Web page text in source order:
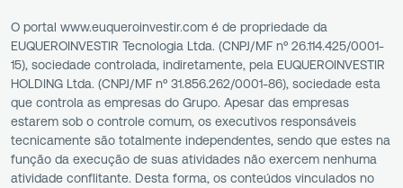
O portal www.euqueroinvestir.com é de propriedade da
EUQUEROINVESTIR Tecnologia Ltda. (CNPJ/MF nº 26.114.425/0001-
15), sociedade controlada, indiretamente, pela EUQUEROINVESTIR
HOLDING Ltda. (CNPJ/MF nº 31.856.262/0001-86), sociedade esta
que controla as empresas do Grupo. Apesar das empresas
estarem sob o controle comum, os executivos responsáveis
tecnicamente são totalmente independentes, sendo que estes na
função da execução de suas atividades não exercem nenhuma
atividade conflitante. Desta forma, os conteúdos vinculados no